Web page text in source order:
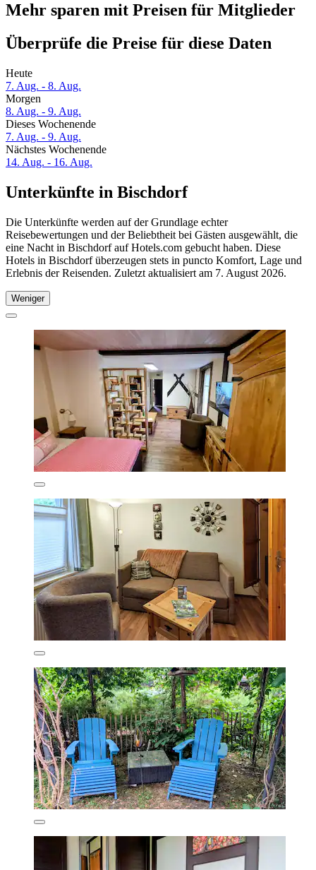
Mehr sparen mit Preisen für Mitglieder
Überprüfe die Preise für diese Daten
Heute
7. Aug. - 8. Aug.
Morgen
8. Aug. - 9. Aug.
Dieses Wochenende
7. Aug. - 9. Aug.
Nächstes Wochenende
14. Aug. - 16. Aug.
Unterkünfte in Bischdorf
Die Unterkünfte werden auf der Grundlage echter
Reisebewertungen und der Beliebtheit bei Gästen ausgewählt, die
eine Nacht in Bischdorf auf Hotels.com gebucht haben. Diese
Hotels in Bischdorf überzeugen stets in puncto Komfort, Lage und
Erlebnis der Reisenden. Zuletzt aktualisiert am 7. August 2026.
Weniger